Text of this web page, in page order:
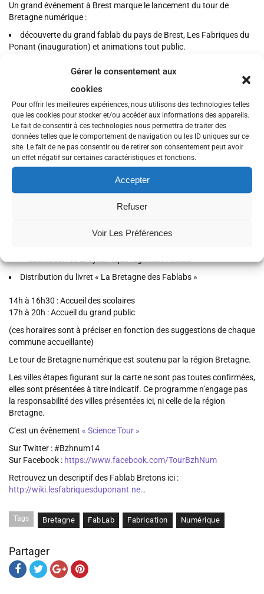
Gérer le consentement aux
cookies
Pour offrir les meilleures expériences, nous utilisons des technologies telles
que les cookies pour stocker et/ou accéder aux informations des appareils.
Le fait de consentir à ces technologies nous permettra de traiter des
données telles que le comportement de navigation ou les ID uniques sur ce
site. Le fait de ne pas consentir ou de retirer son consentement peut avoir
un effet négatif sur certaines caractéristiques et fonctions.
Accepter
Refuser
Voir Les Préférences
Un grand événement à Brest marque le lancement du tour de
Bretagne numérique :
découverte du grand fablab du pays de Brest, Les Fabriques du
Ponant (inauguration) et animations tout public.
étapes, avant de se retrouver pour la dernière étape sur Rennes et
Chartres de Bretagne à l’occasion de la
Dans chaque ville étape : 1 camion et 90 m2 d’espace d’animation.
Deux animateurs scientifiques accueillent le public avec des ateliers
pratiques. Un « maker » breton réalise des démos plus pointues
Ateliers au programme :
Diffusion des vidéos du MOOC et de la fabrication numérique
Distribution du livret « La Bretagne des Fablabs »
14h à 16h30 : Accueil des scolaires
17h à 20h : Accueil du grand public
(ces horaires sont à préciser en fonction des suggestions de chaque
commune accueillante)
Le tour de Bretagne numérique est soutenu par la région Bretagne.
Les villes étapes figurant sur la carte ne sont pas toutes confirmées,
elles sont présentées à titre indicatif. Ce programme n’engage pas
la responsabilité des villes présentées ici, ni celle de la région
Bretagne.
C’est un évènement « Science Tour »
Sur Twitter : #Bzhnum14
Sur Facebook : https://www.facebook.com/TourBzhNum
Retrouvez un descriptif des Fablab Bretons ici :
http://wiki.lesfabriquesduponant.ne…
Tags Bretagne FabLab Fabrication Numérique
Partager